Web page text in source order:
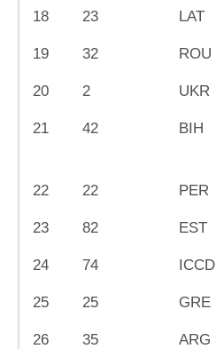
18 23 LAT
19 32 ROU
20 2 UKR
21 42 BIH
22 22 PER
23 82 EST
24 74 ICCD
25 25 GRE
26 35 ARG